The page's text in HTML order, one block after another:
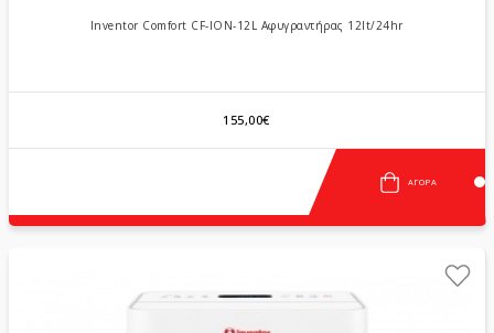
Inventor Comfort CF-ION-12L Αφυγραντήρας 12lt/24hr
155,00€
ΑΓΟΡΆ